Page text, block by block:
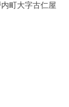
町大字古仁屋